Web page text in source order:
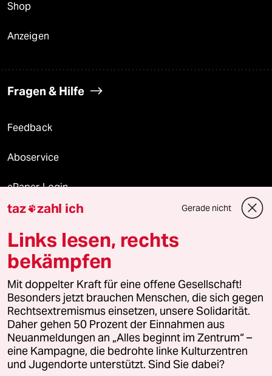
Shop
Anzeigen
Fragen & Hilfe
Feedback
Aboservice
ePaper Login
Downloads für Abonnierende
© 2026 taz Verlags und Vertriebs GmbH
Alle Rechte vorbehalten. Bei rechtlichen Fragen oder für Genehmigungen
wenden Sie sich bitte an
lizenzen@taz.de
Feedback Redaktionsstatut Kommune-Richtlinien
Leitlinie Informant Datenschutz Impressum AGB
taz zahl ich Gerade nicht
Links lesen, rechts
bekämpfen
Mit doppelter Kraft für eine offene Gesellschaft!
Besonders jetzt brauchen Menschen, die sich gegen
Rechtsextremismus einsetzen, unsere Solidarität.
Daher gehen 50 Prozent der Einnahmen aus
Neuanmeldungen an „Alles beginnt im Zentrum“ –
eine Kampagne, die bedrohte linke Kulturzentren
und Jugendorte unterstützt. Sind Sie dabei?